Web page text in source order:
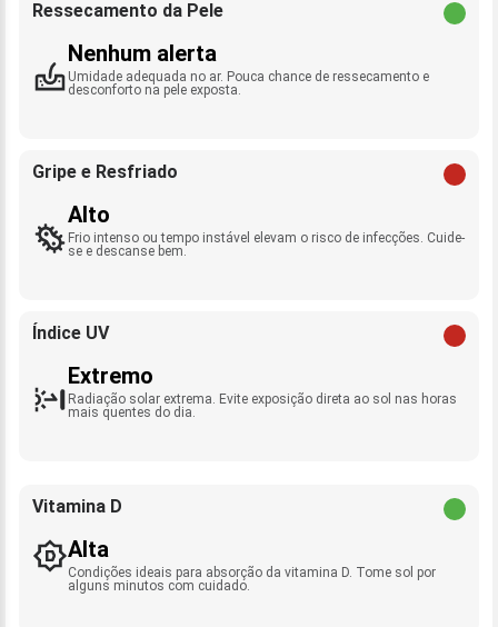
Ressecamento da Pele
Nenhum alerta
Umidade adequada no ar. Pouca chance de ressecamento e
desconforto na pele exposta.
Gripe e Resfriado
Alto
Frio intenso ou tempo instável elevam o risco de infecções. Cuide-
se e descanse bem.
Índice UV
Extremo
Radiação solar extrema. Evite exposição direta ao sol nas horas
mais quentes do dia.
Vitamina D
Alta
Condições ideais para absorção da vitamina D. Tome sol por
alguns minutos com cuidado.